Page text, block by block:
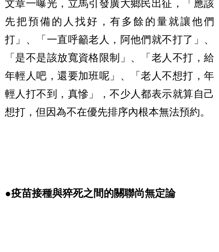
文章一曝光，立馬引發廣大鄉民出征，「應該
先把預備的人找好，有多餘的量就讓他們
打」、「一直呼籲老人，阿他們就不打了」、
「是不是該放寬資格限制」、「老人不打，給
年輕人吧，還要加班呢」、「老人不想打，年
輕人打不到，真慘」，不少人都表示就算自己
想打，但因為不在優先排序內根本無法預約。
●疫苗接種與猝死之間的關聯尚無定論